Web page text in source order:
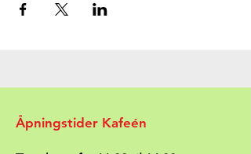
Åpningstider Kafeén